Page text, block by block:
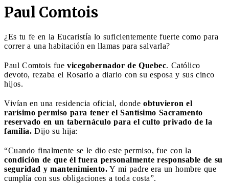
Paul Comtois
¿Es tu fe en la Eucaristía lo suficientemente fuerte como para
correr a una habitación en llamas para salvarla?
Paul Comtois fue vicegobernador de Quebec. Católico
devoto, rezaba el Rosario a diario con su esposa y sus cinco
hijos.
Vivían en una residencia oficial, donde obtuvieron el
rarísimo permiso para tener el Santísimo Sacramento
reservado en un tabernáculo para el culto privado de la
familia. Dijo su hija:
“Cuando finalmente se le dio este permiso, fue con la
condición de que él fuera personalmente responsable de su
seguridad y mantenimiento. Y mi padre era un hombre que
cumplía con sus obligaciones a toda costa”.